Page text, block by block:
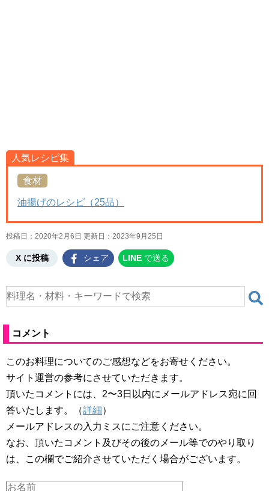
人気レシピ集
食材
油揚げのレシピ（25品）
投稿日：2020年2月6日 更新日： 2023年9月25日
X に投稿 シェア LINE で送る
コメント
このお料理についてのご感想などをお寄せください。
サイト運営の参考にさせていただきます。
頂いたコメントには、2〜3日以内にメールアドレス宛に回
答いたします。（詳細）
メールアドレスの入力ミスにご注意ください。
なお、頂いたコメント及びその後のメール等でのやり取り
は、この欄でご紹介させていただく場合がございます。